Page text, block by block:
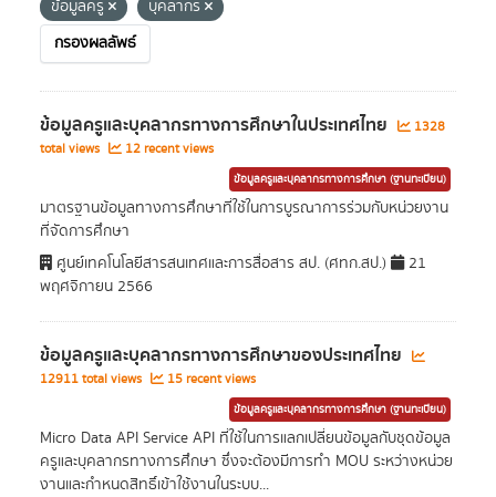
ข้อมูลครู
บุคลากร
กรองผลลัพธ์
ข้อมูลครูและบุคลากรทางการศึกษาในประเทศไทย
1328
total views
12 recent views
ข้อมูลครูและบุคลากรทางการศึกษา (ฐานทะเบียน)
มาตรฐานข้อมูลทางการศึกษาที่ใช้ในการบูรณาการร่วมกับหน่วยงาน
ที่จัดการศึกษา
ศูนย์เทคโนโลยีสารสนเทศและการสื่อสาร สป. (ศทก.สป.)
21
พฤศจิกายน 2566
ข้อมูลครูและบุคลากรทางการศึกษาของประเทศไทย
12911 total views 15 recent views
ข้อมูลครูและบุคลากรทางการศึกษา (ฐานทะเบียน)
Micro Data API Service API ที่ใช้ในการแลกเปลี่ยนข้อมูลกับชุดข้อมูล
ครูและบุคลากรทางการศึกษา ซึ่งจะต้องมีการทำ MOU ระหว่างหน่วย
งานและกำหนดสิทธิ์เข้าใช้งานในระบบ...